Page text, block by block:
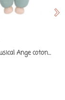
Doudou musical Ange coton bio céladon -...